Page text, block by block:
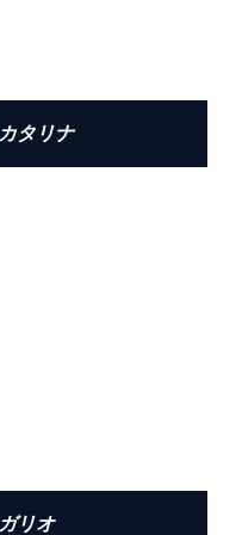
カタリナ
ガリオ